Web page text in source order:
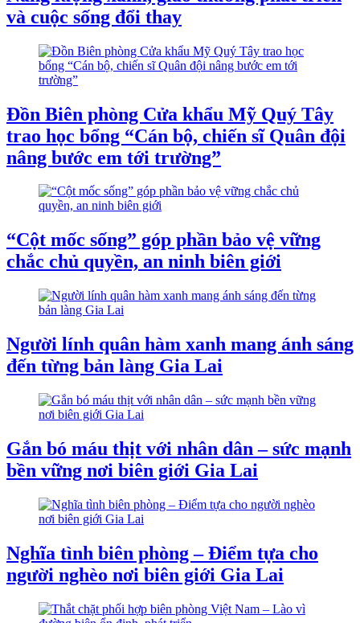
và cuộc sống đổi thay
Đồn Biên phòng Cửa khẩu Mỹ Quý Tây
trao học bổng “Cán bộ, chiến sĩ Quân đội
nâng bước em tới trường”
“Cột mốc sống” góp phần bảo vệ vững
chắc chủ quyền, an ninh biên giới
Người lính quân hàm xanh mang ánh sáng
đến từng bản làng Gia Lai
Gắn bó máu thịt với nhân dân – sức mạnh
bền vững nơi biên giới Gia Lai
Nghĩa tình biên phòng – Điểm tựa cho
người nghèo nơi biên giới Gia Lai